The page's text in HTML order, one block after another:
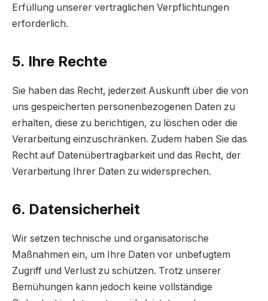
Erfüllung unserer vertraglichen Verpflichtungen
erforderlich.
5. Ihre Rechte
Sie haben das Recht, jederzeit Auskunft über die von
uns gespeicherten personenbezogenen Daten zu
erhalten, diese zu berichtigen, zu löschen oder die
Verarbeitung einzuschränken. Zudem haben Sie das
Recht auf Datenübertragbarkeit und das Recht, der
Verarbeitung Ihrer Daten zu widersprechen.
6. Datensicherheit
Wir setzen technische und organisatorische
Maßnahmen ein, um Ihre Daten vor unbefugtem
Zugriff und Verlust zu schützen. Trotz unserer
Bemühungen kann jedoch keine vollständige